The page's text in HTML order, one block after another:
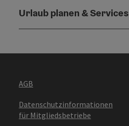
Urlaub planen & Services
AGB
Datenschutzinformationen
für Mitgliedsbetriebe